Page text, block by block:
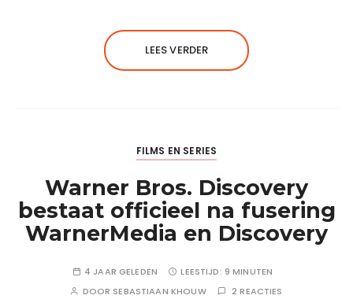
LEES VERDER
FILMS EN SERIES
Warner Bros. Discovery
bestaat officieel na fusering
WarnerMedia en Discovery
4 JAAR GELEDEN LEESTIJD: 9 MINUTEN
DOOR SEBASTIAAN KHOUW 2 REACTIES